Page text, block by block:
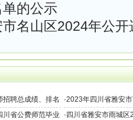
的公示
名山区2024年公
聘总成绩、排名
·2023年四川省雅安
川省公费师范毕业
· 四川省雅安市雨城